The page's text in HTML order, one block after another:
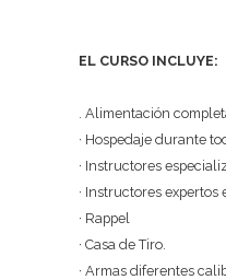
EL CURSO INCLUYE:
. Alimentación
· Hospedaje durante
· Instructores
· Instructores
· Rappel
· Casa de Tiro.
· Armas diferentes